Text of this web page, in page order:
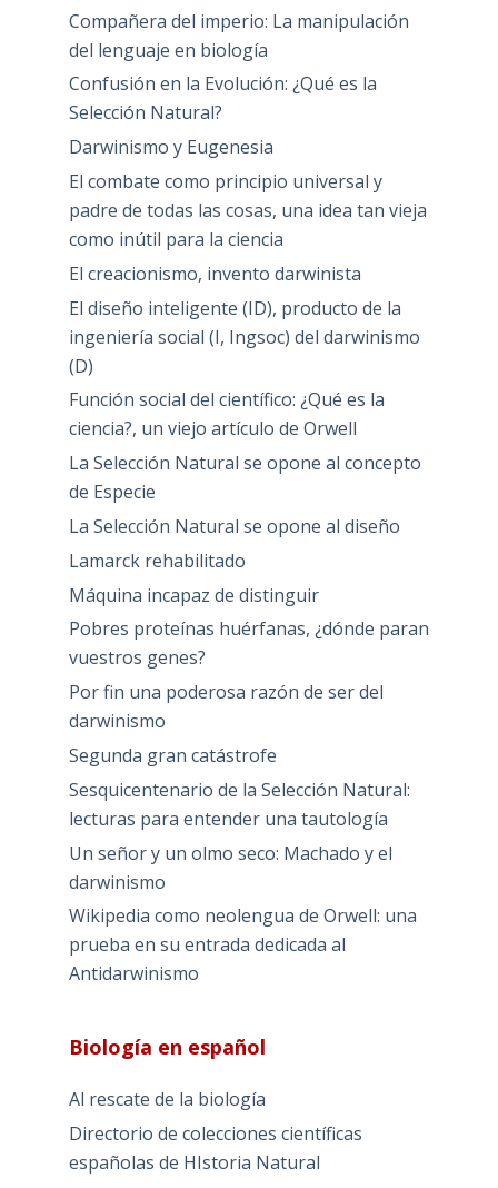
Compañera del imperio: La manipulación
del lenguaje en biología
Confusión en la Evolución: ¿Qué es la
Selección Natural?
Darwinismo y Eugenesia
El combate como principio universal y
padre de todas las cosas, una idea tan vieja
como inútil para la ciencia
El creacionismo, invento darwinista
El diseño inteligente (ID), producto de la
ingeniería social (I, Ingsoc) del darwinismo
(D)
Función social del científico: ¿Qué es la
ciencia?, un viejo artículo de Orwell
La Selección Natural se opone al concepto
de Especie
La Selección Natural se opone al diseño
Lamarck rehabilitado
Máquina incapaz de distinguir
Pobres proteínas huérfanas, ¿dónde paran
vuestros genes?
Por fin una poderosa razón de ser del
darwinismo
Segunda gran catástrofe
Sesquicentenario de la Selección Natural:
lecturas para entender una tautología
Un señor y un olmo seco: Machado y el
darwinismo
Wikipedia como neolengua de Orwell: una
prueba en su entrada dedicada al
Antidarwinismo
Biología en español
Al rescate de la biología
Directorio de colecciones científicas
españolas de HIstoria Natural